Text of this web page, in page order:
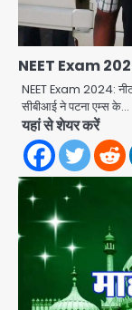
NEET Exam
NEET Exam 2024:
सीबीआई ने पटना एम्स के…
यहां से शेयर करें
2
3